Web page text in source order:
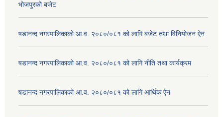
भोजपुरको बजेट
षडानन्द नगरपालिकाको आ.व. २०८०/०८१ को लागि बजेट तथा विनियोजन ऐन
षडानन्द नगरपालिकाको आ.व. २०८०/०८१ को लागि नीति तथा कार्यक्रम
षडानन्द नगरपालिकाको आ.व. २०८०/०८१ को लागि आर्थिक ऐन